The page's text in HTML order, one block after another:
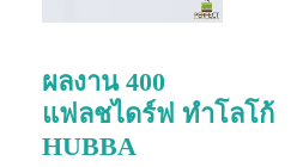
ผลงาน 400
แฟลชไดร์ฟ ทำโลโก้
HUBBA